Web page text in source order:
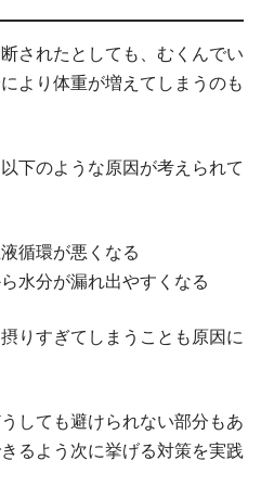
されたとしても、むくんでい
より体重が増えてしまうのも
下のような原因が考えられて
循環が悪くなる
水分が漏れ出やすくなる
りすぎてしまうことも原因に
しても避けられない部分もあ
るよう次に挙げる対策を実践